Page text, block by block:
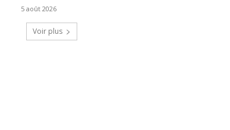
5 août 2026
Voir plus